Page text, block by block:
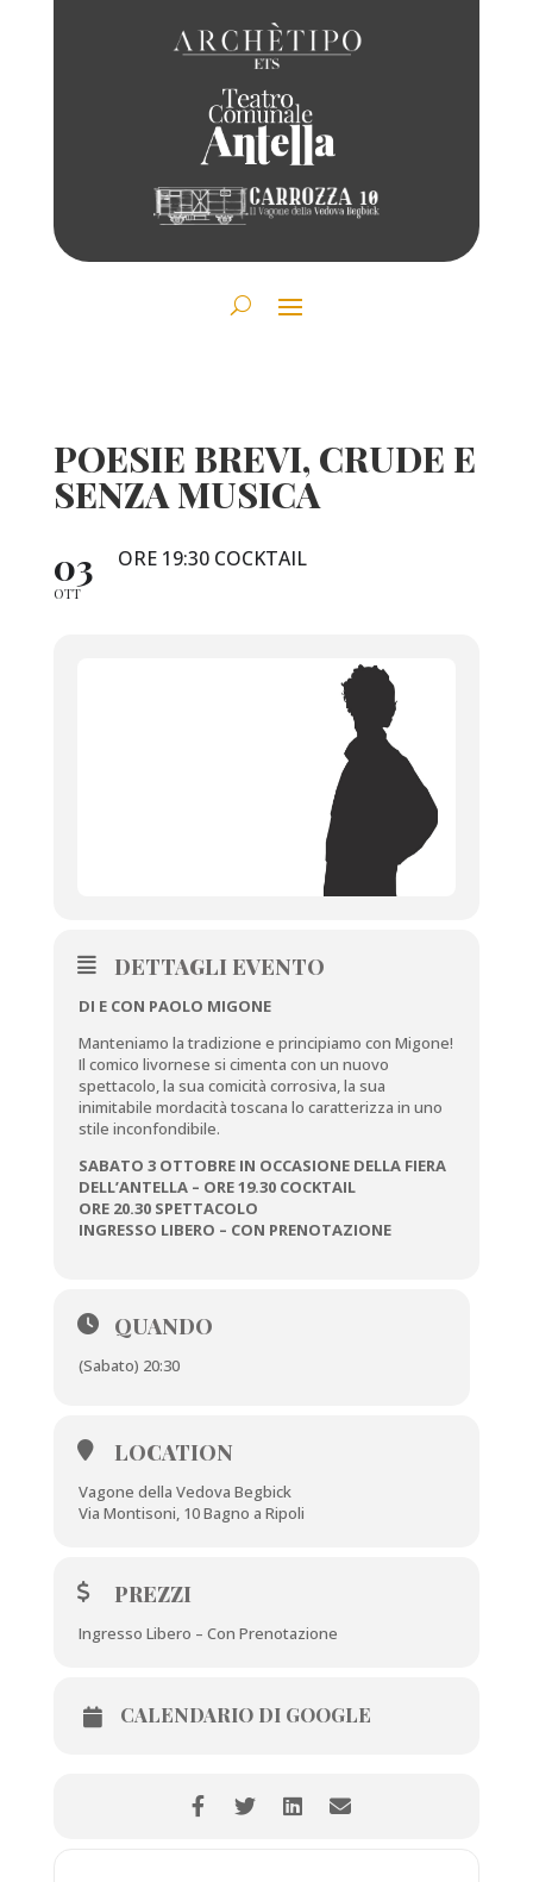
POESIE BREVI, CRUDE E
SENZA MUSICA
03
OTT
ORE 19:30 COCKTAIL
DETTAGLI EVENTO
DI E CON PAOLO MIGONE
Manteniamo la tradizione e principiamo con Migone!
Il comico livornese si cimenta con un nuovo
spettacolo, la sua comicità corrosiva, la sua
inimitabile mordacità toscana lo caratterizza in uno
stile inconfondibile.
SABATO 3 OTTOBRE IN OCCASIONE DELLA FIERA
DELL’ANTELLA – ORE 19.30 COCKTAIL
ORE 20.30 SPETTACOLO
INGRESSO LIBERO – CON PRENOTAZIONE
QUANDO
(Sabato) 20:30
LOCATION
Vagone della Vedova Begbick
Via Montisoni, 10 Bagno a Ripoli
PREZZI
Ingresso Libero – Con Prenotazione
CALENDARIO DI GOOGLE